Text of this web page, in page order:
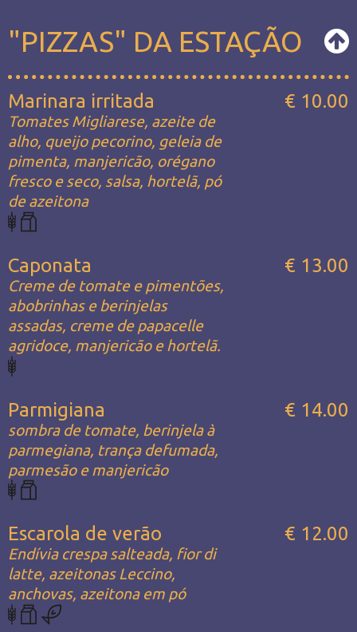
"PIZZAS" DA ESTAÇÃO
Marinara irritada
Tomates Migliarese, azeite de
alho, queijo pecorino, geleia de
pimenta, manjericão, orégano
fresco e seco, salsa, hortelã, pó
de azeitona
€ 10.00
Caponata
Creme de tomate e pimentões,
abobrinhas e berinjelas
assadas, creme de papacelle
agridoce, manjericão e hortelã.
€ 13.00
Parmigiana
sombra de tomate, berinjela à
parmegiana, trança defumada,
parmesão e manjericão
€ 14.00
Escarola de verão
Endívia crespa salteada, fior di
latte, azeitonas Leccino,
anchovas, azeitona em pó
€ 12.00